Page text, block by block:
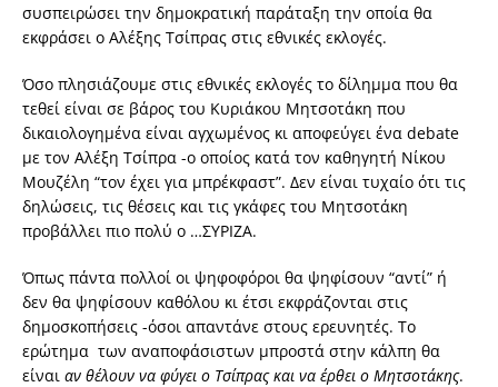
συσπειρώσει την δημοκρατική παράταξη την οποία θα
εκφράσει ο Αλέξης Τσίπρας στις εθνικές εκλογές.
Όσο πλησιάζουμε στις εθνικές εκλογές το δίλημμα που θα
τεθεί είναι σε βάρος του Κυριάκου Μητσοτάκη που
δικαιολογημένα είναι αγχωμένος κι αποφεύγει ένα debate
με τον Αλέξη Τσίπρα -ο οποίος κατά τον καθηγητή Νίκου
Μουζέλη “τον έχει για μπρέκφαστ”. Δεν είναι τυχαίο ότι τις
δηλώσεις, τις θέσεις και τις γκάφες του Μητσοτάκη
προβάλλει πιο πολύ ο …ΣΥΡΙΖΑ.
Όπως πάντα πολλοί οι ψηφοφόροι θα ψηφίσουν “αντί” ή
δεν θα ψηφίσουν καθόλου κι έτσι εκφράζονται στις
δημοσκοπήσεις -όσοι απαντάνε στους ερευνητές. Το
ερώτημα των αναποφάσιστων μπροστά στην κάλπη θα
είναι αν θέλουν να φύγει ο Τσίπρας και να έρθει ο Μητσοτάκης.